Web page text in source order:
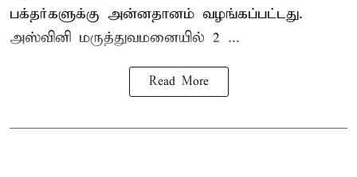
பக்தர்களுக்கு அன்னதானம் வழங்கப்பட்டது.
அஸ்வினி மருத்துவமனையில் 2 ...
Read More